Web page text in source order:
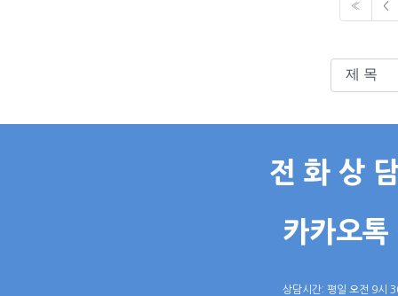
« <
전 화 상
카카오톡
상담시간: 평일 오전 9시